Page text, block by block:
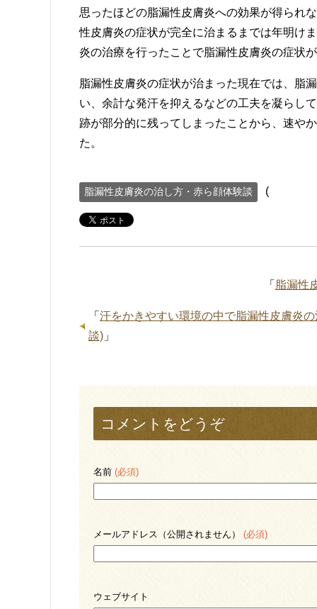
思ったほどの脂漏性皮膚炎への効果が得られ
性皮膚炎の症状が完全に治まるまでは年明け
炎の治療を行ったことで脂漏性皮膚炎の症状
脂漏性皮膚炎の症状が治まった現在では、脂
い、余計な発汗を抑えるなどの工夫を凝らし
跡が部分的に残ってしまったことから、速や
た。
脂漏性皮膚炎の治し方・赤ら顔体験談 (
「 脂漏性
「 汗をかきやすい環境の中で脂漏性皮膚炎
談) 」
コメントをどうぞ
名前 (必須)
メールアドレス（公開されません） (必須)
ウェブサイト